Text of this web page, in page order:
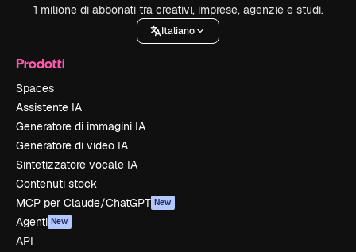
1 milione di abbonati tra creativi, imprese, agenzie e studi.
Italiano
Prodotti
Spaces
Assistente IA
Generatore di immagini IA
Generatore di video IA
Sintetizzatore vocale IA
Contenuti stock
MCP per Claude/ChatGPT New
Agenti New
API